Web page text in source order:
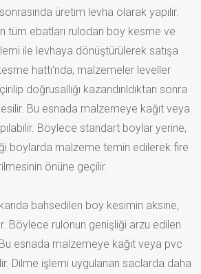
üretim levha olarak yapılır.
tüm ebatları rulodan boy kesme ve
ile levhaya dönüştürülerek satışa
hattı'nda, malzemeler leveller
doğrusallığı kazandırıldıktan sonra
Bu esnada malzemeye kağıt veya
Böylece standart boylar yerine,
boylarda malzeme temin edilerek fire
önüne geçilir.
bahsedilen boy kesimin aksine,
Böylece rulonun genişliği arzu edilen
Bu esnada malzemeye kağıt veya pvc
Dilme işlemi uygulanan saclarda daha